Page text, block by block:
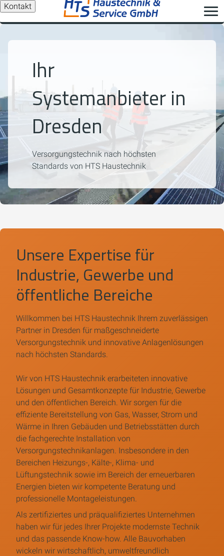
Kontakt
Ihr
Systemanbieter in
Dresden
Versorgungstechnik nach höchsten
Standards von HTS Haustechnik
Unsere Expertise für
Industrie, Gewerbe und
öffentliche Bereiche
Willkommen bei HTS Haustechnik Ihrem zuverlässigen
Partner in Dresden für maßgeschneiderte
Versorgungstechnik und innovative Anlagenlösungen
nach höchsten Standards.
Wir von HTS Haustechnik erarbeiteten innovative
Lösungen und Gesamtkonzepte für Industrie, Gewerbe
und den öffentlichen Bereich. Wir sorgen für die
effiziente Bereitstellung von Gas, Wasser, Strom und
Wärme in Ihren Gebäuden und Betriebsstätten durch
die fachgerechte Installation von
Versorgungstechnikanlagen. Insbesondere in den
Bereichen Heizungs-, Kälte-, Klima- und
Lüftungstechnik sowie im Bereich der erneuerbaren
Energien bieten wir kompetente Beratung und
professionelle Montageleistungen.
Als zertifiziertes und präqualifiziertes Unternehmen
haben wir für jedes Ihrer Projekte modernste Technik
und das passende Know-how. Alle Bauvorhaben
wickeln wir wirtschaftlich, umweltfreundlich